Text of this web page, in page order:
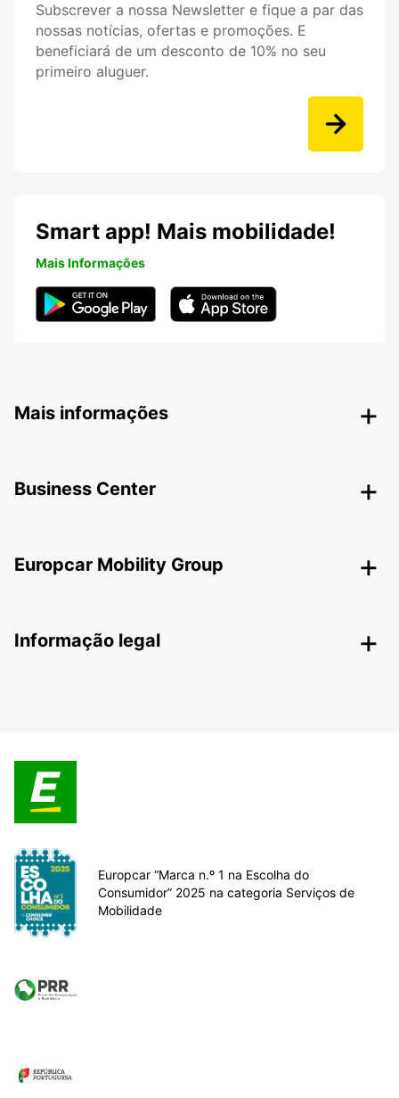
Subscrever a nossa Newsletter e fique a par das
nossas notícias, ofertas e promoções. E
beneficiará de um desconto de 10% no seu
primeiro aluguer.
Smart app! Mais mobilidade!
Mais Informações
Mais informações
Business Center
Europcar Mobility Group
Informação legal
Europcar “Marca n.º 1 na Escolha do
Consumidor” 2025 na categoria Serviços de
Mobilidade